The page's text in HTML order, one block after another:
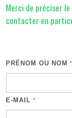
Merci de préciser
contacter en
PRÉNOM OU NOM *
E-MAIL *